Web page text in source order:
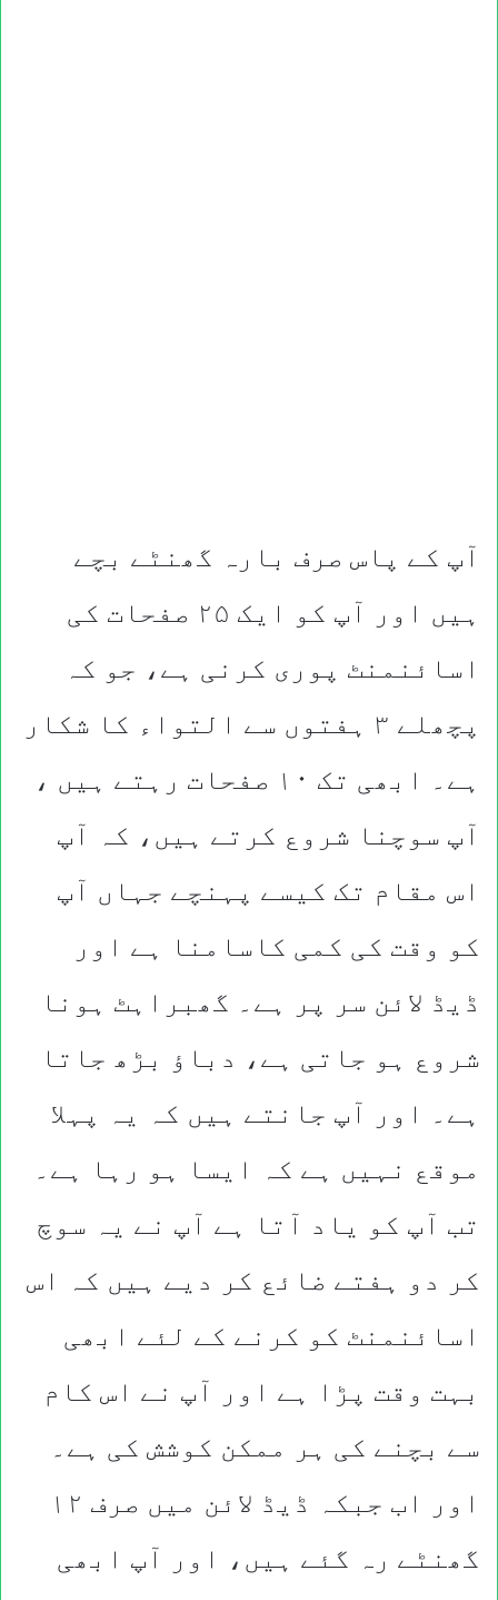
آپ کے پاس صرف بارہ گھنٹے بچے
ہیں اور آپ کو ایک ۲۵ صفحات کی
اسائنمنٹ پوری کرنی ہے، جو کہ
پچھلے ۳ ہفتوں سے التواء کا شکار
ہے۔ ابھی تک ۱۰ صفحات رہتے ہیں ،
آپ سوچنا شروع کرتے ہیں، کہ آپ
اس مقام تک کیسے پہنچے جہاں آپ
کو وقت کی کمی کاسامنا ہے اور
ڈیڈ لائن سر پر ہے۔ گھبراہٹ ہونا
شروع ہو جاتی ہے، دباؤ بڑھ جاتا
ہے۔ اور آپ جانتے ہیں کہ یہ پہلا
موقع نہیں ہے کہ ایسا ہو رہا ہے۔
تب آپ کو یاد آتا ہے آپ نے یہ سوچ
کر دو ہفتے ضائع کر دیے ہیں کہ اس
اسائنمنٹ کو کرنے کے لئے ابھی
بہت وقت پڑا ہے اور آپ نے اس کام
سے بچنے کی ہر ممکن کوشش کی ہے۔
اور اب جبکہ ڈیڈ لائن میں صرف ۱۲
گھنٹے رہ گئے ہیں، اور آپ ابھی